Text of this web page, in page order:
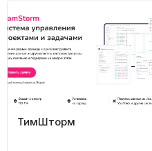
ТимШторм